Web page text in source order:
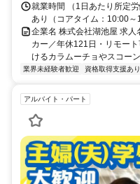
就業時間 （1日あたり所定
あり（コアタイム：10:00～
企業名 株式会社湖池屋 求
カー／年休121日・リモー
けるカラムーチョやスコー
業界未経験者歓迎 資格取得支援あり
アルバイト・パート